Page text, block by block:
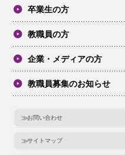
卒業生の方
教職員の方
企業・メディアの方
教職員募集のお知らせ
お問い合わせ
サイトマップ